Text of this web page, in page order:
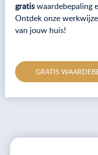
gratiswaardebepaling
Ontdek onze
van jouw huis!
GRATIS